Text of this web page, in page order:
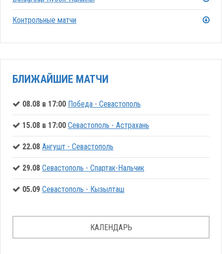
Контрольные матчи
БЛИЖАЙШИЕ МАТЧИ
08.08 в 17:00 Победа - Севастополь
15.08 в 17:00 Севастополь - Астрахань
22.08 Ангушт - Севастополь
29.08 Севастополь - Спартак-Нальчик
05.09 Севастополь - Кызылташ
КАЛЕНДАРЬ